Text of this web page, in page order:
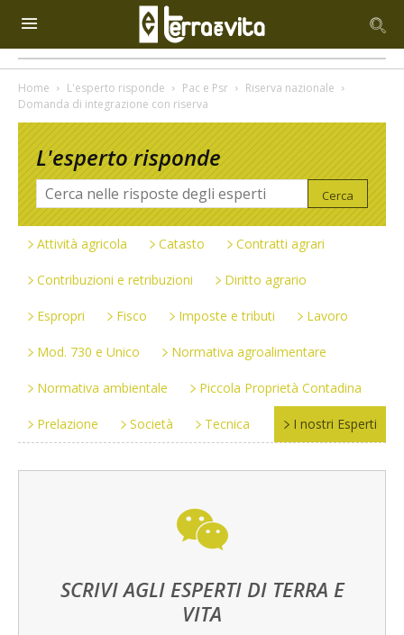
Home L'esperto risponde Pac e Psr
Riserva nazionale
Domanda di integrazione con riserva
L'esperto risponde
Attività agricola Catasto Contratti agrari
Contribuzioni e retribuzioni Diritto agrario
Espropri Fisco Imposte e tributi Lavoro
Mod. 730 e Unico Normativa agroalimentare
Normativa ambientale Piccola Proprietà Contadina
Prelazione Società Tecnica I nostri Esperti
SCRIVI AGLI ESPERTI DI TERRA E
VITA